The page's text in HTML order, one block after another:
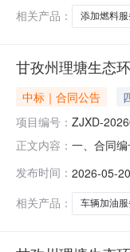
相关产品：
添加燃料服
甘孜州理塘生态
中标｜合同公告
项目编号： ZJXD-
正文内容： 一、合同
环境局联
发布时间： 2026-05-
相关产品：
车辆加油服